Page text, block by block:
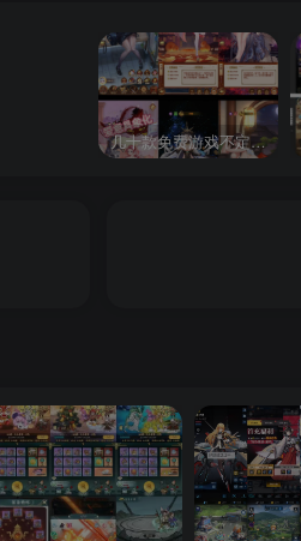
几十款免费游戏不定时更新自行测试